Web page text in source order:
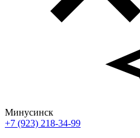
Минусинск
+7 (923) 218-34-99